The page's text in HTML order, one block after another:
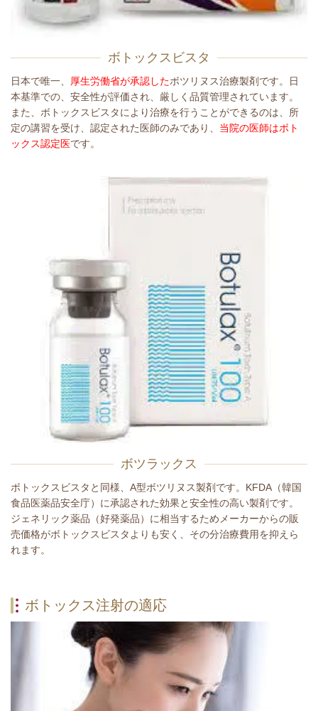
ボトックスビスタ
日本で唯一、 厚生労働省が承認したボツリヌス治療製剤です。日
本基準での、安全性が評価され、厳しく品質管理されています。
また、ボトックスビスタにより治療を行うことができるのは、所
定の講習を受け、認定された医師のみであり、 当院の医師はボト
ックス認定医です。
ボツラックス
ボトックスビスタと同様、A型ボツリヌス製剤です。KFDA（韓国
食品医薬品安全庁）に承認された効果と安全性の高い製剤です。
ジェネリック薬品（好発薬品）に相当するためメーカーからの販
売価格がボトックスビスタよりも安く、その分治療費用を抑えら
れます。
ボトックス注射の適応